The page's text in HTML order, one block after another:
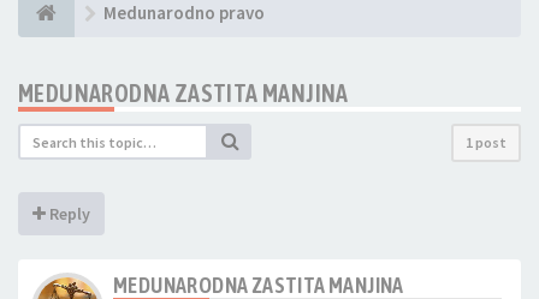
Medunarodno pravo
MEDUNARODNA ZASTITA MANJINA
1 post
Reply
MEDUNARODNA ZASTITA MANJINA